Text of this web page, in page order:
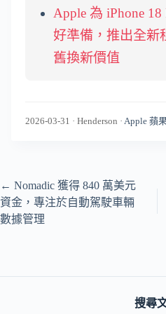
Apple 為 iPhone
好準備，推出全新
舊換新價值
2026-03-31 · Henderson · Apple 蘋
← Nomadic 獲得 840 萬美元
資金，專注於自動駕駛車輛
數據管理
搜尋